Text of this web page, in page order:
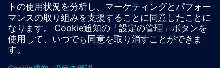
TIA PLC HMIイベントの発生に使用されるアラーム
その他のケースでは、plus10 テクニカルサポートに説明
が必要です：interested@plus10.de